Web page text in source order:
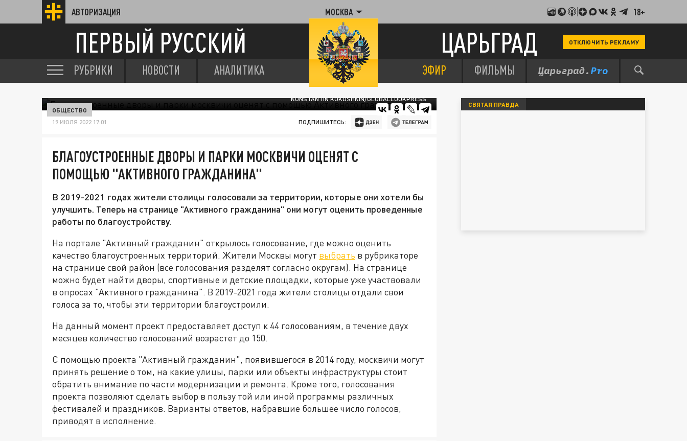
АВТОРИЗАЦИЯ МОСКВА 18+
ПЕРВЫЙ РУССКИЙ ЦАРЬГРАД ОТКЛЮЧИТЬ РЕКЛАМУ
РУБРИКИ НОВОСТИ АНАЛИТИКА ЭФИР ФИЛЬМЫ
KONSTANTIN KOKOSHKIN/GLOBALLOOKPRESS
ОБЩЕСТВО
19 ИЮЛЯ 2022 17:01 ПОДПИШИТЕСЬ:
БЛАГОУСТРОЕННЫЕ ДВОРЫ И ПАРКИ МОСКВИЧИ ОЦЕНЯТ С
ПОМОЩЬЮ "АКТИВНОГО ГРАЖДАНИНА"
В 2019-2021 годах жители столицы голосовали за территории, которые они хотели бы
улучшить. Теперь на странице "Активного гражданина" они могут оценить проведенные
работы по благоустройству.
На портале "Активный гражданин" открылось голосование, где можно оценить
качество благоустроенных территорий. Жители Москвы могут выбрать в рубрикаторе
на странице свой район (все голосования разделят согласно округам). На странице
можно будет найти дворы, спортивные и детские площадки, которые уже участвовали
в опросах "Активного гражданина". В 2019-2021 года жители столицы отдали свои
голоса за то, чтобы эти территории благоустроили.
На данный момент проект предоставляет доступ к 44 голосованиям, в течение двух
месяцев количество голосований возрастет до 150.
С помощью проекта "Активный гражданин", появившегося в 2014 году, москвичи могут
принять решение о том, на какие улицы, парки или объекты инфраструктуры стоит
обратить внимание по части модернизации и ремонта. Кроме того, голосования
проекта позволяют сделать выбор в пользу той или иной программы различных
фестивалей и праздников. Варианты ответов, набравшие большее число голосов,
приводят в исполнение.
СВЯТАЯ ПРАВДА